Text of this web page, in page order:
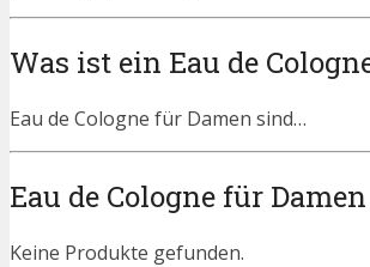
Was ist ein Eau de
Eau de Cologne für Damen sind…
Eau de Cologne für
Keine Produkte gefunden.